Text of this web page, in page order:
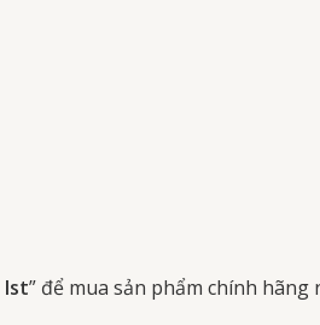
Ist” để mua sản phẩm chính hãng